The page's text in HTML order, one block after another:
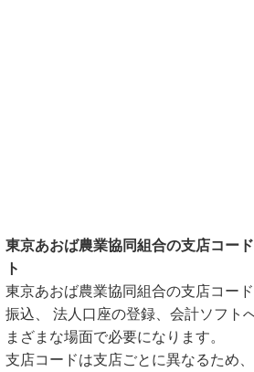
東京あおば農業協同組合の支店コー
ト
東京あおば農業協同組合の支店コー
振込、 法人口座の登録、会計ソフト
まざまな場面で必要になります。
支店コードは支店ごとに異なるため